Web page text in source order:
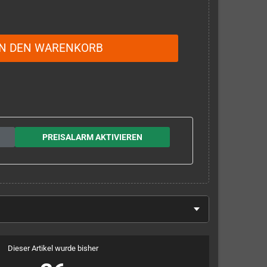
DEN WARENKORB
PREISALARM AKTIVIEREN
Dieser Artikel wurde bisher